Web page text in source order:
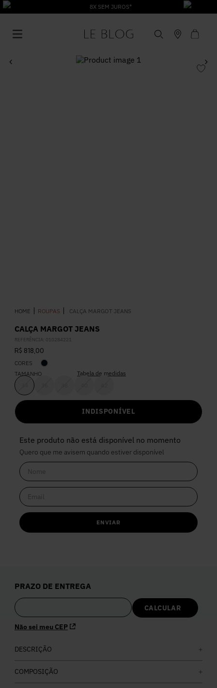
8X SEM JUROS*
ROUPAS CALÇA MARGOT JEANS
CALÇA MARGOT JEANS
REFERÊNCIA: 010284221
R$ 818,00
CORES
TAMANHO
Tabela de medidas
INDISPONÍVEL
Este produto não está disponível no momento
Quero que me avisem quando estiver disponível
ENVIAR
PRAZO DE ENTREGA
Não sei meu CEP
DESCRIÇÃO
COMPOSIÇÃO
8 Calça Jeans
9 º Camisa
10º Vestido Branco